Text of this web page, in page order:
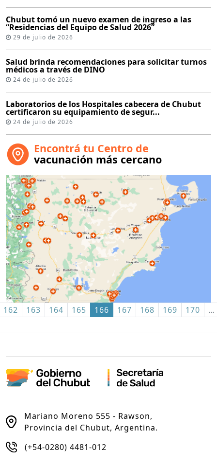
Chubut tomó un nuevo examen de ingreso a las
“Residencias del Equipo de Salud 2026”
29 de julio de 2026
Salud brinda recomendaciones para solicitar turnos
médicos a través de DINO
24 de julio de 2026
Laboratorios de los Hospitales cabecera de Chubut
certificaron su equipamiento de segur...
24 de julio de 2026
Encontrá tu Centro de
vacunación más cercano
162 163 164 165 166 167 168 169 170 …
Mariano Moreno 555 - Rawson,
Provincia del Chubut, Argentina.
(+54-0280) 4481-012